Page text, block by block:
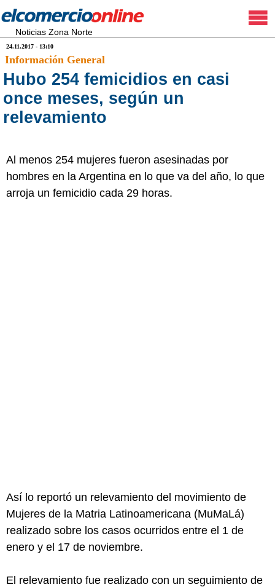
Noticias Zona Norte
24.11.2017 - 13:10
Información General
Hubo 254 femicidios en casi
once meses, según un
relevamiento
Al menos 254 mujeres fueron asesinadas por
hombres en la Argentina en lo que va del año, lo que
arroja un femicidio cada 29 horas.
Así lo reportó un relevamiento del movimiento de
Mujeres de la Matria Latinoamericana (MuMaLá)
realizado sobre los casos ocurridos entre el 1 de
enero y el 17 de noviembre.
El relevamiento fue realizado con un seguimiento de